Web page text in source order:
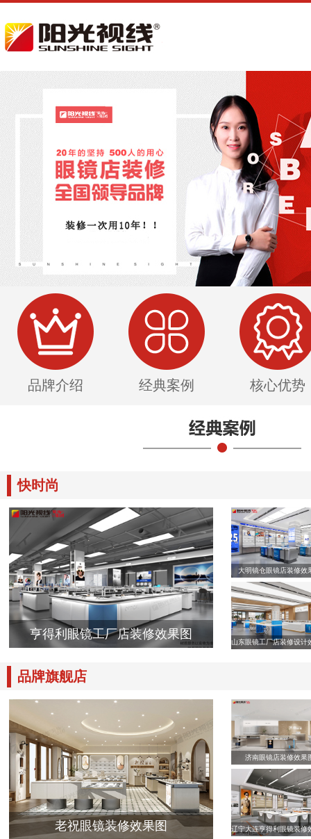
品牌介绍 经典案例 核心优势
快时尚
亨得利眼镜工厂店装修效果图
大明镜仓眼镜店装修效
山东眼镜工厂店装修设计
品牌旗舰店
老祝眼镜装修效果图
济南眼镜店装修效果
辽宁大连亨得利眼镜装修